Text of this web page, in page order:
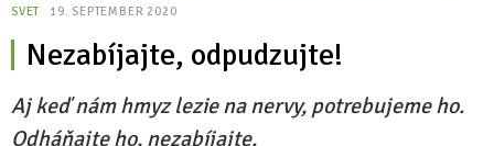
SVET 19. SEPTEMBER 2020
Nezabíjajte, odpudzujte!
Aj keď nám hmyz lezie na nervy, potrebujeme ho.
Odháňajte ho, nezabíjajte.